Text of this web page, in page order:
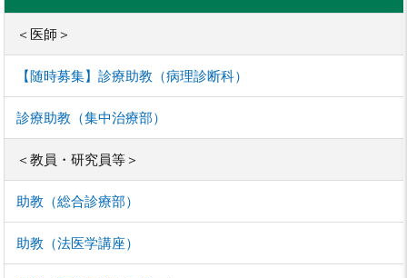
＜医師＞
【随時募集】診療助教（病理診断科）
診療助教（集中治療部）
＜教員・研究員等＞
助教（総合診療部）
助教（法医学講座）